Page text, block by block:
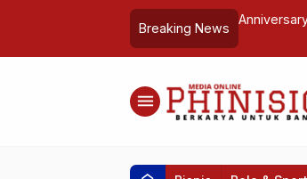
Breaking News
Danrem
menu